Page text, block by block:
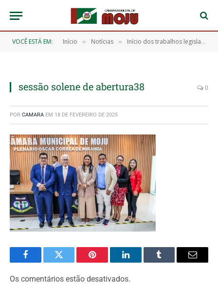
VOCÊ ESTÁ EM: Início » Notícias » Início dos trabalhos legislativos de 2025
sessão solene de abertura38 0
POR CAMARA EM 18 DE FEVEREIRO DE 2025
FacebookTwitter Pinterest O
LinkedIn
Tumblr
E-
Os comentários estão desativados.